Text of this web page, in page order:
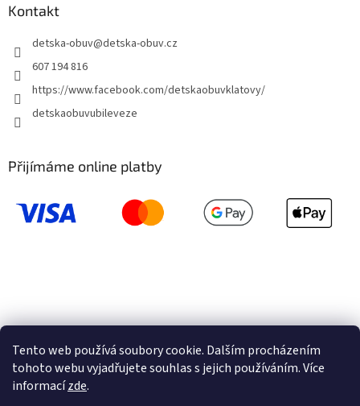
Tento web používá soubory cookie. Dalším procházením
tohoto webu vyjadřujete souhlas s jejich používáním. Více
informacízde.
Kontakt
detska-obuv@detska-obuv.cz
607 194 816
https://www.facebook.com/detskaobuvklatovy/
detskaobuvubileveze
Přijímáme online platby